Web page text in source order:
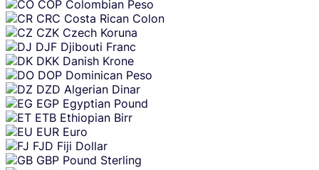
COP Colombian Peso
CRC Costa Rican Colon
CZK Czech Koruna
DJF Djibouti Franc
DKK Danish Krone
DOP Dominican Peso
DZD Algerian Dinar
EGP Egyptian Pound
ETB Ethiopian Birr
EUR Euro
FJD Fiji Dollar
GBP Pound Sterling